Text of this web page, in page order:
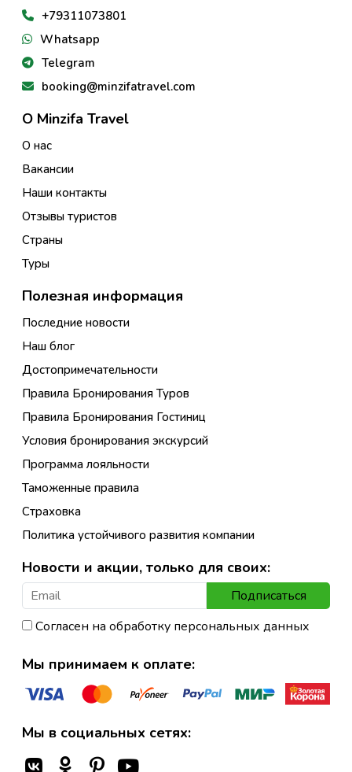
+79311073801
Whatsapp
Telegram
booking@minzifatravel.com
О Minzifa Travel
О нас
Вакансии
Наши контакты
Отзывы туристов
Страны
Туры
Полезная информация
Последние новости
Наш блог
Достопримечательности
Правила Бронирования Туров
Правила Бронирования Гостиниц
Условия бронирования экскурсий
Программа лояльности
Таможенные правила
Страховка
Политика устойчивого развития компании
Новости и акции, только для своих:
Подписаться
Согласен на обработку персональных данных
Мы принимаем к оплате:
Мы в социальных сетях: